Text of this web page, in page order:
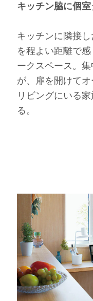
キッチン脇に個
キッチンに隣接
を程よい距離で
ークスペース。
が、扉を開けてオ
リビングにいる
る。